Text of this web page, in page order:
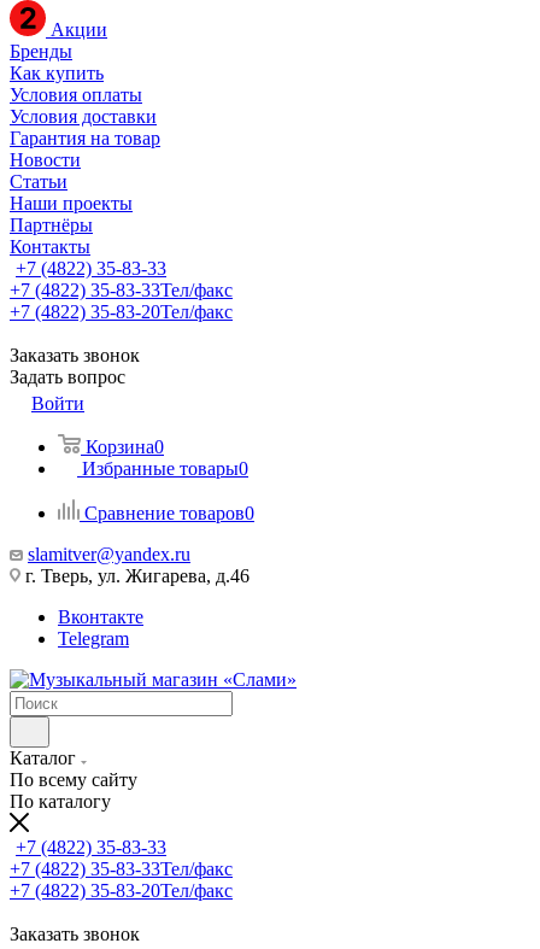
Акции
Бренды
Как купить
Условия оплаты
Условия доставки
Гарантия на товар
Новости
Статьи
Наши проекты
Партнёры
Контакты
+7 (4822) 35-83-33
+7 (4822) 35-83-33Тел/факс
+7 (4822) 35-83-20Тел/факс
Заказать звонок
Задать вопрос
Войти
Корзина0
Избранные товары0
Сравнение товаров0
slamitver@yandex.ru
г. Тверь, ул. Жигарева, д.46
Вконтакте
Telegram
Каталог
По всему сайту
По каталогу
+7 (4822) 35-83-33
+7 (4822) 35-83-33Тел/факс
+7 (4822) 35-83-20Тел/факс
Заказать звонок